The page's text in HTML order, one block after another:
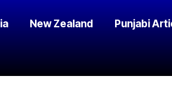
New Zealand Punjabi